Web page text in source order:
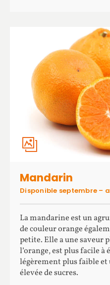
Mandarin
Disponible septembre –
La mandarine est un
de couleur orange
petite. Elle a une saveur
l’orange, est plus facile à
légèrement plus faible
élevée de sucres.